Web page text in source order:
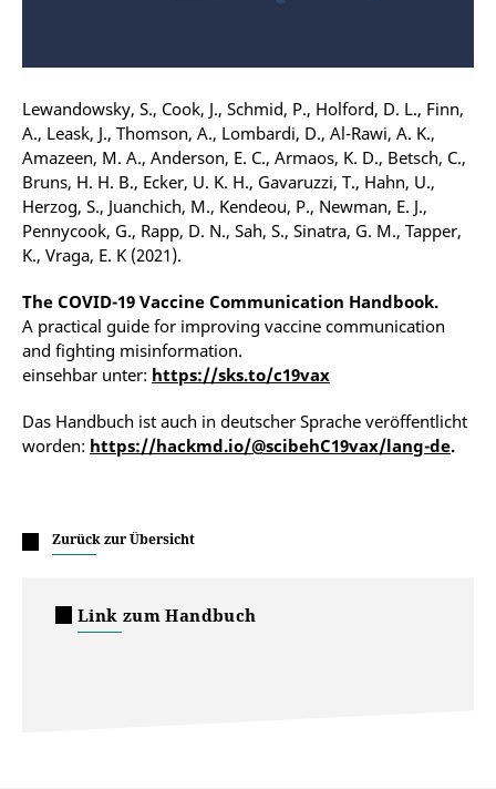
Lewandowsky, S., Cook, J., Schmid, P., Holford, D. L., Finn,
A., Leask, J., Thomson, A., Lombardi, D., Al-Rawi, A. K.,
Amazeen, M. A., Anderson, E. C., Armaos, K. D., Betsch, C.,
Bruns, H. H. B., Ecker, U. K. H., Gavaruzzi, T., Hahn, U.,
Herzog, S., Juanchich, M., Kendeou, P., Newman, E. J.,
Pennycook, G., Rapp, D. N., Sah, S., Sinatra, G. M., Tapper,
K., Vraga, E. K (2021).
The COVID-19 Vaccine Communication Handbook.
A practical guide for improving vaccine communication
and fighting misinformation.
einsehbar unter: https://sks.to/c19vax
Das Handbuch ist auch in deutscher Sprache veröffentlicht
worden: https://hackmd.io/@scibehC19vax/lang-de.
Zurück zur Übersicht
Link zum Handbuch